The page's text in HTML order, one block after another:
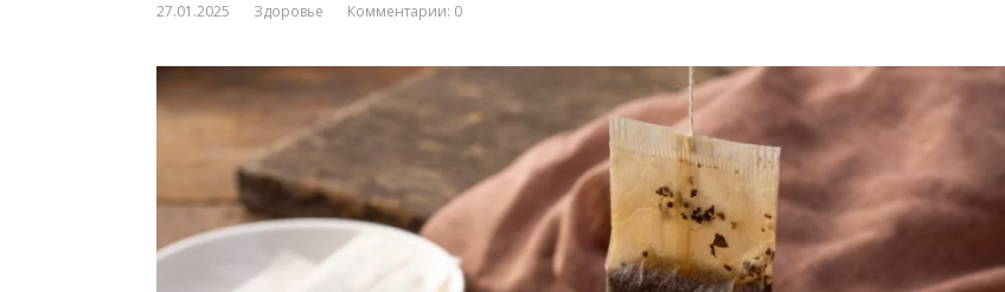
27.01.2025 Здоровье Комментарии: 0